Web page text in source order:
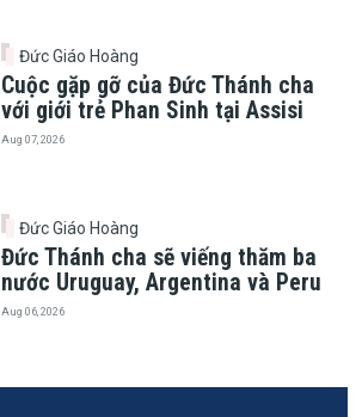
Đức Giáo Hoàng
Cuộc gặp gỡ của Đức Thánh cha
với giới trẻ Phan Sinh tại Assisi
Aug 07, 2026
Đức Giáo Hoàng
Đức Thánh cha sẽ viếng thăm ba
nước Uruguay, Argentina và Peru
Aug 06, 2026